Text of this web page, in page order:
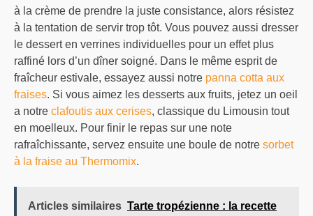
à la crème de prendre la juste consistance, alors résistez
à la tentation de servir trop tôt. Vous pouvez aussi dresser
le dessert en verrines individuelles pour un effet plus
raffiné lors d’un dîner soigné. Dans le même esprit de
fraîcheur estivale, essayez aussi notre panna cotta aux
fraises. Si vous aimez les desserts aux fruits, jetez un oeil
a notre clafoutis aux cerises, classique du Limousin tout
en moelleux. Pour finir le repas sur une note
rafraîchissante, servez ensuite une boule de notre sorbet
à la fraise au Thermomix.
Articles similaires Tarte tropézienne : la recette